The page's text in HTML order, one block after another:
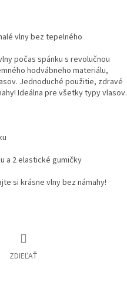
vlny bez tepelného
počas spánku s revolučnou
hodvábneho materiálu,
Jednoduché použitie, zdravé
Ideálna pre všetky typy vlasov.
a 2 elastické gumičky
si krásne vlny bez námahy!
ZDIEĽAŤ